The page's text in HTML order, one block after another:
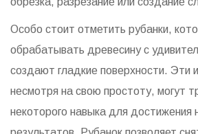
Особо стоит отметить рубанки,
обрабатывать древесину с
создают гладкие поверхности. Эти
несмотря на свою простоту, могут
некоторого навыка для достижения